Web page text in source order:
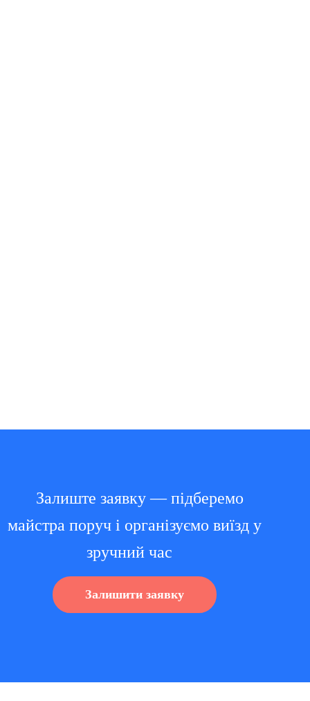
Залиште заявку — підберемо
майстра поруч і організуємо виїзд у
зручний час
Залишити заявку